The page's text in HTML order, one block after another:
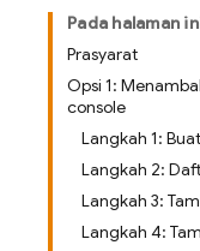
Pada halaman
Prasyarat
Opsi 1:
console
Langkah 1:
Langkah 2:
Langkah 3:
Langkah 4: